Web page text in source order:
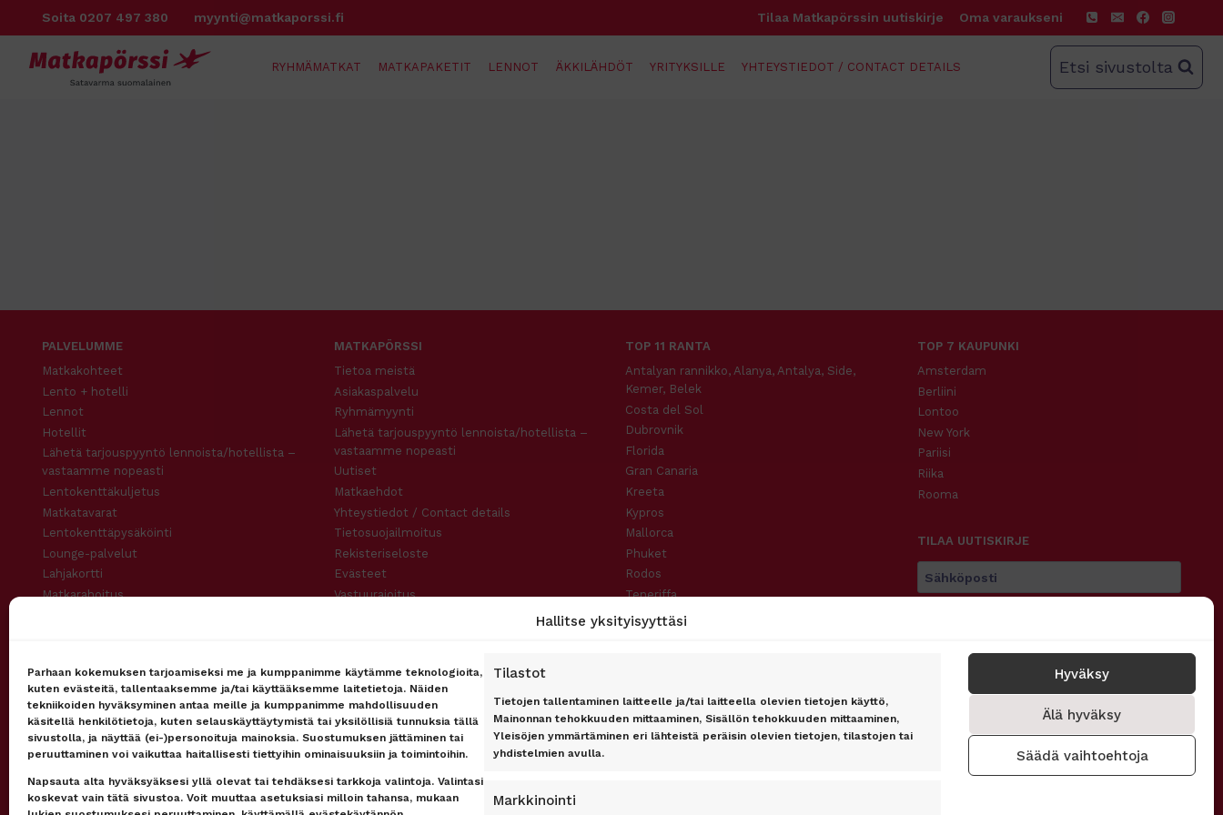
Hallitse yksityisyyttäsi
Parhaan kokemuksen tarjoamiseksi me ja kumppanimme käytämme teknologioita,
kuten evästeitä, tallentaaksemme ja/tai käyttääksemme laitetietoja. Näiden
tekniikoiden hyväksyminen antaa meille ja kumppanimme mahdollisuuden
käsitellä henkilötietoja, kuten selauskäyttäytymistä tai yksilöllisiä tunnuksia tällä
sivustolla, ja näyttää (ei-)personoituja mainoksia. Suostumuksen jättäminen tai
peruuttaminen voi vaikuttaa haitallisesti tiettyihin ominaisuuksiin ja toimintoihin.
Napsauta alta hyväksyäksesi yllä olevat tai tehdäksesi tarkkoja valintoja. Valintasi
koskevat vain tätä sivustoa. Voit muuttaa asetuksiasi milloin tahansa, mukaan
Tilastot
Tietojen tallentaminen laitteelle ja/tai laitteella olevien tietojen käyttö,
Mainonnan tehokkuuden mittaaminen, Sisällön tehokkuuden mittaaminen,
Yleisöjen ymmärtäminen eri lähteistä peräisin olevien tietojen, tilastojen tai
yhdistelmien avulla.
Markkinointi
Hyväksy
Älä hyväksy
Säädä vaihtoehtoja
Soita 0207 497 380 myynti@matkaporssi.fi Tilaa Matkapörssin uutiskirje Oma varaukseni
RYHMÄMATKAT MATKAPAKETIT LENNOT ÄKKILÄHDÖT YRITYKSILLE YHTEYSTIEDOT / CONTACT DETAILS Etsi sivustolta
PALVELUMME
Matkakohteet
Lento + hotelli
Lennot
Hotellit
Lähetä tarjouspyyntö lennoista/hotellista –
vastaamme nopeasti
Lentokenttäkuljetus
Matkatavarat
Lentokenttäpysäköinti
Lounge-palvelut
Lahjakortti
Matkarahoitus
MATKAPÖRSSI
Tietoa meistä
Asiakaspalvelu
Ryhmämyynti
Lähetä tarjouspyyntö lennoista/hotellista –
vastaamme nopeasti
Uutiset
Matkaehdot
Yhteystiedot / Contact details
Tietosuojailmoitus
Rekisteriseloste
Evästeet
Vastuurajoitus
TOP 11 RANTA
Antalyan rannikko, Alanya, Antalya, Side,
Kemer, Belek
Costa del Sol
Dubrovnik
Florida
Gran Canaria
Kreeta
Kypros
Mallorca
Phuket
Rodos
Teneriffa
TOP 7 KAUPUNKI
Amsterdam
Berliini
Lontoo
New York
Pariisi
Riika
Rooma
TILAA UUTISKIRJE
Pidetty 162+asiakkaan toimesta